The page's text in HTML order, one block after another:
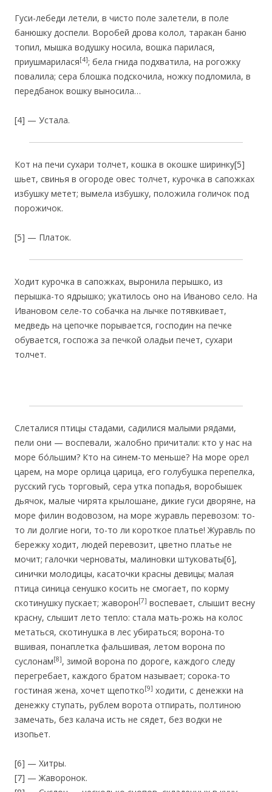
Гуси-лебеди летели, в чисто поле залетели, в поле
банюшку доспели. Воробей дрова колол, таракан баню
топил, мышка водушку носила, вошка парилася,
приушмарилася[4]; бела гнида подхватила, на рогожку
повалила; сера блошка подскочила, ножку подломила, в
передбанок вошку выносила…
[4] — Устала.
Кот на печи сухари толчет, кошка в окошке ширинку[5]
шьет, свинья в огороде овес толчет, курочка в сапожках
избушку метет; вымела избушку, положила голичок под
порожичок.
[5] — Платок.
Ходит курочка в сапожках, выронила перышко, из
перышка-то ядрышко; укатилось оно на Иваново село. На
Ивановом селе-то собачка на лычке потявкивает,
медведь на цепочке порывается, господин на печке
обувается, госпожа за печкой оладьи печет, сухари
толчет.
Слеталися птицы стадами, садилися малыми рядами,
пели они — воспевали, жалобно причитали: кто у нас на
море бо́льшим? Кто на синем-то меньше? На море орел
царем, на море орлица царица, его голубушка перепелка,
русский гусь торговый, сера утка попадья, воробышек
дьячок, малые чирята крылошане, дикие гуси дворяне, на
море филин водовозом, на море журавль перевозом: то-
то ли долгие ноги, то-то ли короткое платье! Журавль по
бережку ходит, людей перевозит, цветно платье не
мочит; галочки черноваты, малиновки штуковаты[6],
синички молодицы, касаточки красны девицы; малая
птица синица сенушко косить не смогает, по корму
скотинушку пускает; жаворон[7] воспевает, слышит весну
красну, слышит лето тепло: стала мать-рожь на колос
метаться, скотинушка в лес убираться; ворона-то
вшивая, понаплетка фальшивая, летом ворона по
суслонам[8], зимой ворона по дороге, каждого следу
перегребает, каждого братом называет; сорока-то
гостиная жена, хочет щепотко[9] ходити, с денежки на
денежку ступать, рублем ворота отпирать, полтиною
замечать, без калача исть не сядет, без водки не
изопьет.
[6] — Хитры.
[7] — Жаворонок.